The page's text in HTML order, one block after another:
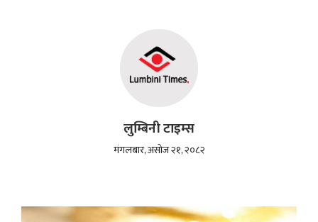
लुम्बिनी टाइम्स
मंगलबार, असोज २१, २०८२